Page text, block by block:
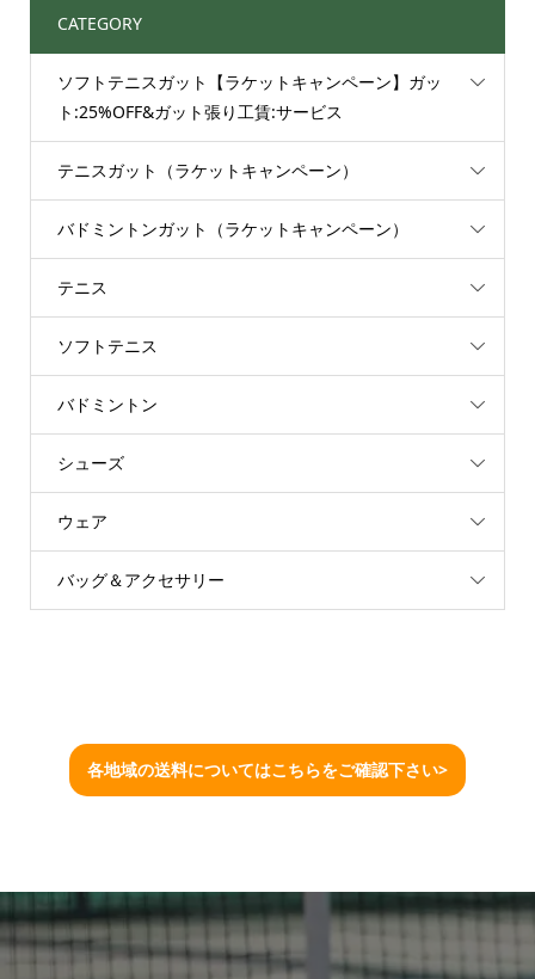
CATEGORY
ソフトテニスガット【ラケットキャンペーン】ガッ
ト:25%OFF&ガット張り工賃:サービス
テニスガット（ラケットキャンペーン）
バドミントンガット（ラケットキャンペーン）
テニス
ソフトテニス
バドミントン
シューズ
ウェア
バッグ＆アクセサリー
各地域の送料についてはこちらをご確認下さい>